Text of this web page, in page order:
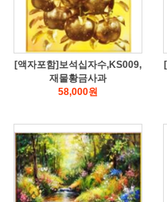
[액자포함]보석십자수,KS009,
재물황금사과
58,000원